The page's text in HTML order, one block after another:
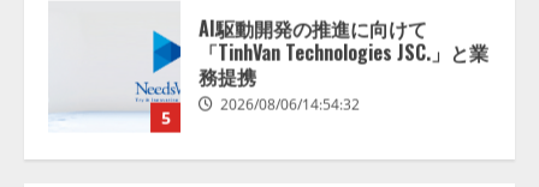
1
【開催報告】次世代AIプラットフ
ォーム「TAIZA」および新サービ
スに関する記者発表会を開催
2026/08/07/17:53:45